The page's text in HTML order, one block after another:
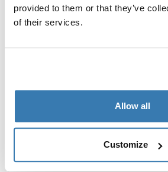
provided to them or that they’ve
of their services.
Allow all
Customize
pauses. Laissez votre chien se
ses besoins. Cela rompt la
Environnement
. L’odeur
réconfortante.